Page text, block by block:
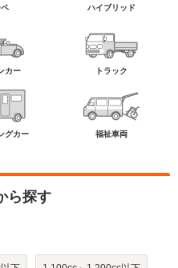
ハイブリッド
カー トラック
グカー 福祉車両
ら探す